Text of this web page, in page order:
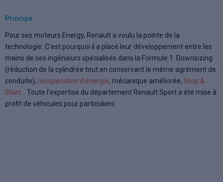
Principe
Pour ses moteurs Energy, Renault a voulu la pointe de la
technologie. C'est pourquoi il a placé leur développement entre les
mains de ses ingénieurs spécialisés dans la Formule 1. Downsizing
(réduction de la cylindrée tout en conservant le même agrément de
conduite), récupération d'énergie, mécanique améliorée, Stop &
Start ... Toute l'expertise du département Renault Sport a été mise à
profit de véhicules pour particuliers.